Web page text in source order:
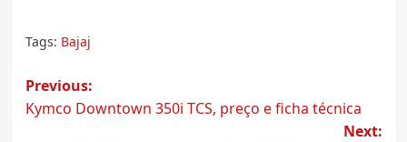
Tags: Bajaj
Post
navigation
Previous:
Kymco Downtown 350i TCS, preço e ficha técnica
Next: